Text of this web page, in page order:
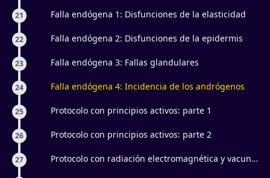
21 Falla endógena 1: Disfunciones de la elasticidad
22 Falla endógena 2: Disfunciones de la epidermis
23 Falla endógena 3: Fallas glandulares
24 Falla endógena 4: Incidencia de los andrógenos
25 Protocolo con principios activos: parte 1
26 Protocolo con principios activos: parte 2
27
Protocolo con radiación electromagnética y vacun